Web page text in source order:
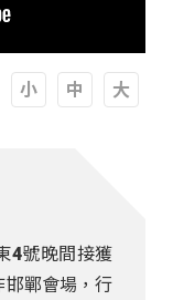
4號晚間接獲
邯鄲會場，行